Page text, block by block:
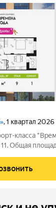
, 1 квартал 2026
класса
Общая
комфорт-